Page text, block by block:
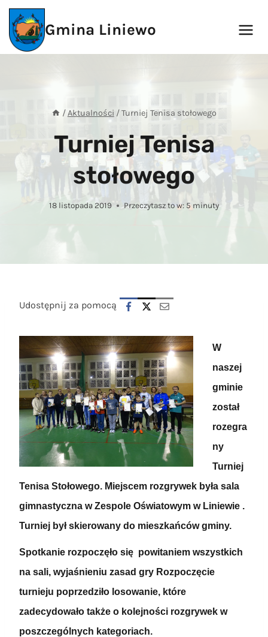
Przejdź
treści
Gmina Liniewo
/Aktualności /Turniej Tenisa stołowego
Turniej Tenisa
stołowego
18 listopada 2019 Przeczytasz to w: 5 minuty
Udostępnij za pomocą
W
naszej
gminie
został
rozegra
ny
Turniej
Tenisa Stołowego. Miejscem rozgrywek była sala
gimnastyczna w Zespole Oświatowym w Liniewie .
Turniej był skierowany do mieszkańców gminy.
Spotkanie rozpoczęło się powitaniem wszystkich
na sali, wyjaśnieniu zasad gry Rozpoczęcie
turnieju poprzedziło losowanie, które
zadecydowało także o kolejności rozgrywek w
poszczególnych kategoriach.